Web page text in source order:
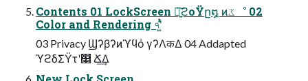
Contents 01 LockScreen ৽͍͠ϩοΫը໘ ͷػೳ 02
Color and Rendering ৭ʹ͍ͭͯ
03 Privacy Ϣʔβʔͷϓϥό γʔΛकΔ 04 Addapted
ϓϩδΣΫτʹ௥ Ճ͢Δ